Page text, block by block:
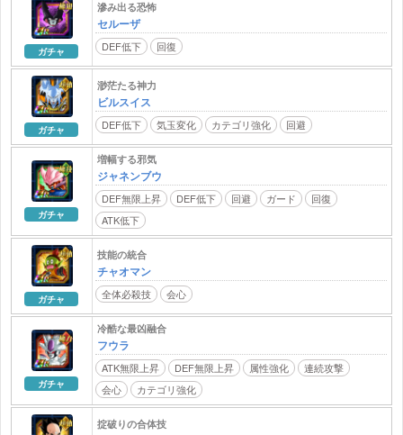
ガチャ
滲み出る恐怖
セルーザ
DEF低下 回復
ガチャ
渺茫たる神力
ビルスイス
DEF低下 気玉変化 カテゴリ強化 回避
ガチャ
増幅する邪気
ジャネンブウ
DEF無限上昇 DEF低下 回避 ガード
回復
ATK低下
ガチャ
技能の統合
チャオマン
全体必殺技 会心
ガチャ
冷酷な最凶融合
フウラ
ATK無限上昇 DEF無限上昇 属性強化
連続攻撃
会心
カテゴリ強化
掟破りの合体技